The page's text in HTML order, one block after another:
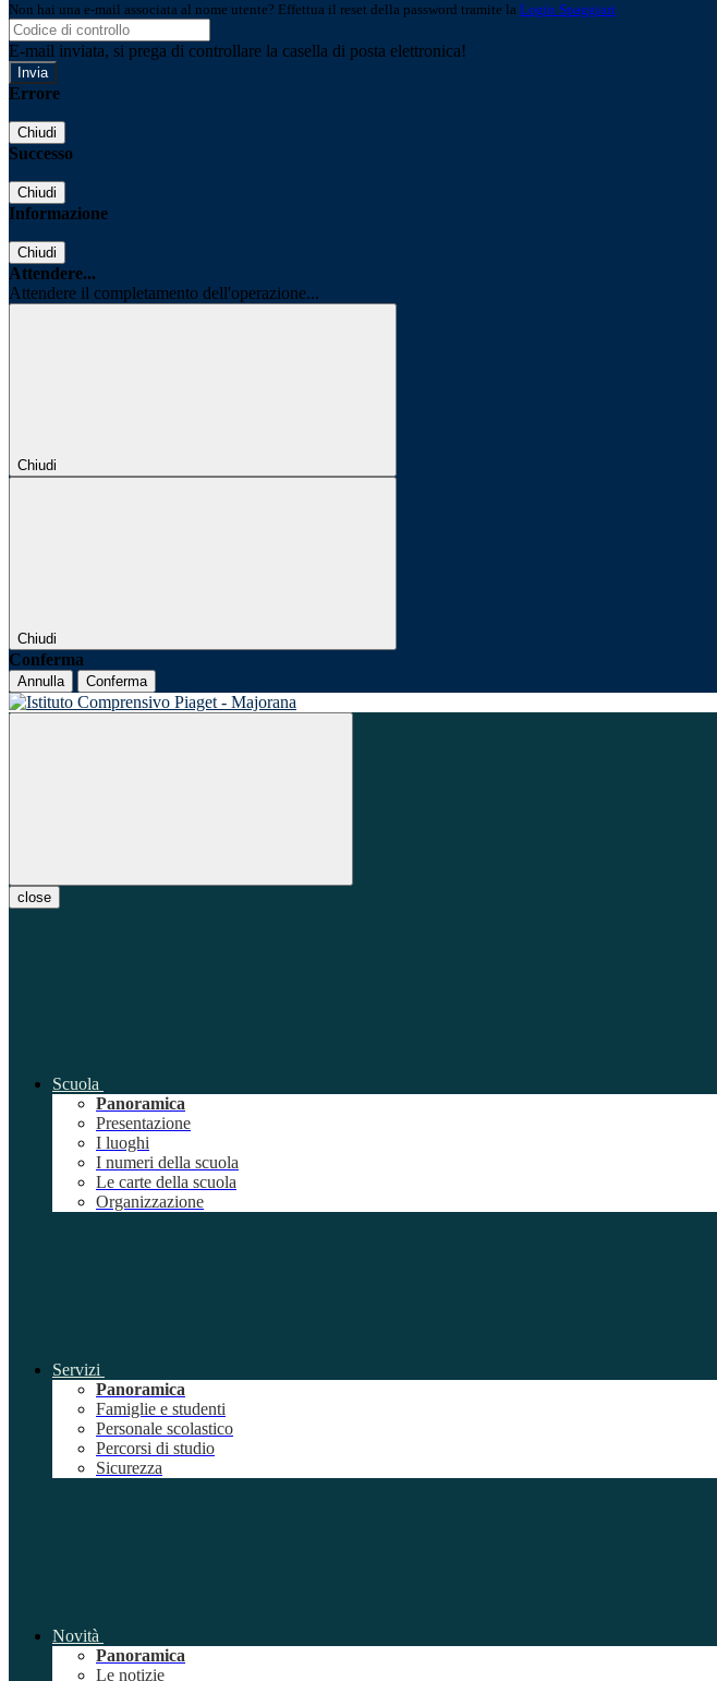
Non hai una e-mail associata al nome utente? Effettua il reset della password tramite la Login Spaggiari
E-mail inviata, si prega di controllare la casella di posta elettronica!
Errore
Chiudi
Successo
Chiudi
Informazione
Chiudi
Attendere...
Attendere il completamento dell'operazione...
Chiudi
Chiudi
Conferma
Annulla Conferma
close
Scuola
Panoramica
Presentazione
I luoghi
I numeri della scuola
Le carte della scuola
Organizzazione
Servizi
Panoramica
Famiglie e studenti
Personale scolastico
Percorsi di studio
Sicurezza
Novità
Panoramica
Le notizie